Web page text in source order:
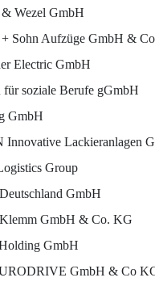
Wezel GmbH
+ Sohn Aufzüge GmbH &
Electric GmbH
für soziale Berufe gGmbH
GmbH
Innovative Lackieranlagen
Group
GmbH
Klemm GmbH & Co. KG
GmbH
GmbH & Co